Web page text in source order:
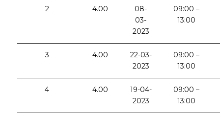
2 4.00
08-
03-
2023
09:00 –
13:00
3 4.00
22-03-
2023
09:00 –
13:00
4 4.00
19-04-
2023
09:00 –
13:00